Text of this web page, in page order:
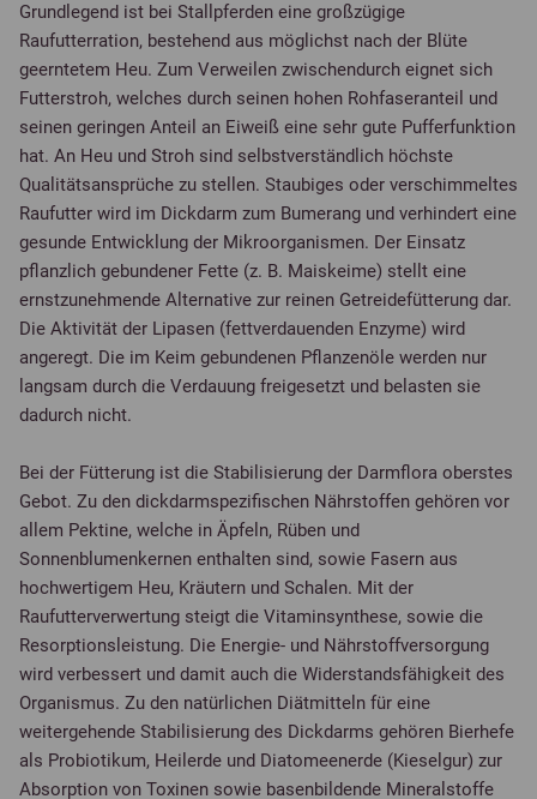
Grundlegend ist bei Stallpferden eine großzügige
Raufutterration, bestehend aus möglichst nach der Blüte
geerntetem Heu. Zum Verweilen zwischendurch eignet sich
Futterstroh, welches durch seinen hohen Rohfaseranteil und
seinen geringen Anteil an Eiweiß eine sehr gute Pufferfunktion
hat. An Heu und Stroh sind selbstverständlich höchste
Qualitätsansprüche zu stellen. Staubiges oder verschimmeltes
Raufutter wird im Dickdarm zum Bumerang und verhindert eine
gesunde Entwicklung der Mikroorganismen. Der Einsatz
pflanzlich gebundener Fette (z. B. Maiskeime) stellt eine
ernstzunehmende Alternative zur reinen Getreidefütterung dar.
Die Aktivität der Lipasen (fettverdauenden Enzyme) wird
angeregt. Die im Keim gebundenen Pflanzenöle werden nur
langsam durch die Verdauung freigesetzt und belasten sie
dadurch nicht.
Bei der Fütterung ist die Stabilisierung der Darmflora oberstes
Gebot. Zu den dickdarmspezifischen Nährstoffen gehören vor
allem Pektine, welche in Äpfeln, Rüben und
Sonnenblumenkernen enthalten sind, sowie Fasern aus
hochwertigem Heu, Kräutern und Schalen. Mit der
Raufutterverwertung steigt die Vitaminsynthese, sowie die
Resorptionsleistung. Die Energie- und Nährstoffversorgung
wird verbessert und damit auch die Widerstandsfähigkeit des
Organismus. Zu den natürlichen Diätmitteln für eine
weitergehende Stabilisierung des Dickdarms gehören Bierhefe
als Probiotikum, Heilerde und Diatomeenerde (Kieselgur) zur
Absorption von Toxinen sowie basenbildende Mineralstoffe